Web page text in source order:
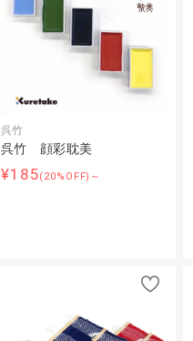
呉竹
呉竹 顔彩耽美
¥185(20%OFF)～